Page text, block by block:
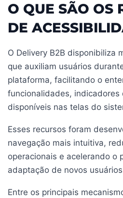
O QUE SÃO OS
DE
O Delivery B2B disponibiliza
que auxiliam usuários
plataforma, facilitando o
funcionalidades, indicadores
disponíveis nas telas do
Esses recursos foram
navegação mais intuitiva,
operacionais e acelerando o
adaptação de novos
Entre os principais